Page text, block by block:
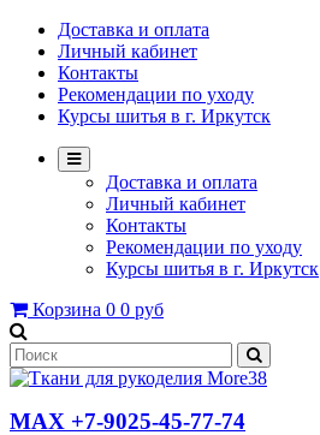
Доставка и оплата
Личный кабинет
Контакты
Рекомендации по уходу
Курсы шитья в г. Иркутск
Доставка и оплата
Личный кабинет
Контакты
Рекомендации по уходу
Курсы шитья в г. Иркутск
Корзина 0 0 руб
МАХ +7-9025-45-77-74